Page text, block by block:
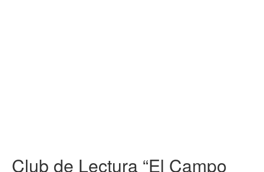
Club de Lectura “El Campo